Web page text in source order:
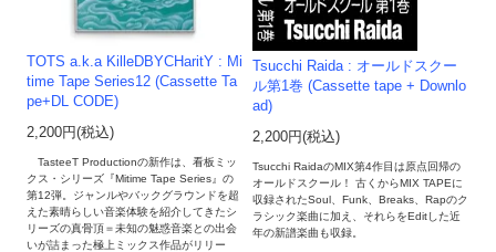
TOTS a.k.a KilleDBYCHaritY : Mi
time Tape Series12 (Cassette Ta
pe+DL CODE)
2,200円(税込)
TasteeT Productionの新作は、看板ミッ
クス・シリーズ『Mitime Tape Series』の
第12弾。ジャンルやバックグラウンドを超
えた素晴らしい音楽体験を紹介してきたシ
リーズの真骨頂＝未知の魅惑音楽との出会
いが詰まった極上ミックス作品がリリー
Tsucchi Raida : オールドスクー
ル第1巻 (Cassette tape + Downlo
ad)
2,200円(税込)
Tsucchi RaidaのMIX第4作目は原点回帰の
オールドスクール！ 古くからMIX TAPEに
収録されたSoul、Funk、Breaks、Rapのク
ラシック楽曲に加え、それらをEditした近
年の新譜楽曲も収録。